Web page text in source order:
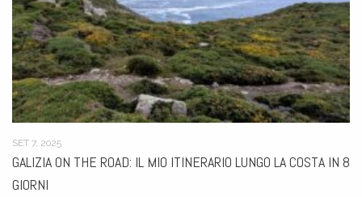
GEN 27, 2026
MONACO E NORIMBERGA: VIAGGIO NEI LUOGHI DI UN’EREDITÀ
SCOMODA